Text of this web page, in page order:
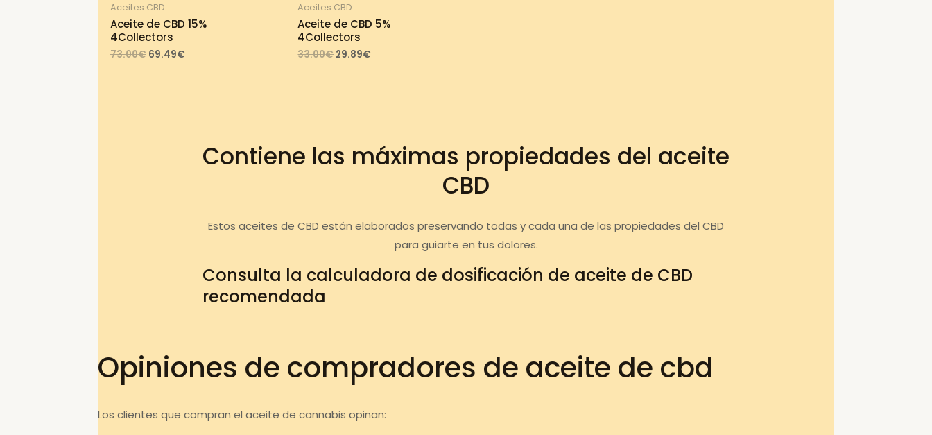
Aceites CBD
Aceite de CBD 15%
4Collectors
73.00€ Original
69.49€Current
Aceites CBD
Aceite de CBD 5%
4Collectors
33.00€Original
29.89€
Contiene las máximas propiedades del aceite
CBD
Estos aceites de CBD están elaborados preservando todas y cada una de las propiedades del CBD
para guiarte en tus dolores.
Consulta la calculadora de dosificación de aceite de CBD
recomendada
Opiniones de compradores de aceite de cbd
Los clientes que compran el aceite de cannabis opinan: